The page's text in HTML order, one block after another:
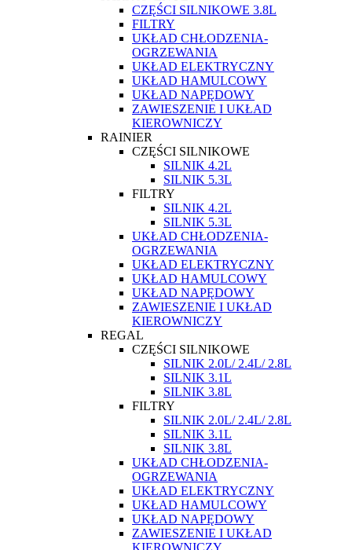
CZĘŚCI SILNIKOWE 3.8L
FILTRY
UKŁAD CHŁODZENIA-
OGRZEWANIA
UKŁAD ELEKTRYCZNY
UKŁAD HAMULCOWY
UKŁAD NAPĘDOWY
ZAWIESZENIE I UKŁAD
KIEROWNICZY
RAINIER
CZĘŚCI SILNIKOWE
SILNIK 4.2L
SILNIK 5.3L
FILTRY
SILNIK 4.2L
SILNIK 5.3L
UKŁAD CHŁODZENIA-
OGRZEWANIA
UKŁAD ELEKTRYCZNY
UKŁAD HAMULCOWY
UKŁAD NAPĘDOWY
ZAWIESZENIE I UKŁAD
KIEROWNICZY
REGAL
CZĘŚCI SILNIKOWE
SILNIK 2.0L/ 2.4L/ 2.8L
SILNIK 3.1L
SILNIK 3.8L
FILTRY
SILNIK 2.0L/ 2.4L/ 2.8L
SILNIK 3.1L
SILNIK 3.8L
UKŁAD CHŁODZENIA-
OGRZEWANIA
UKŁAD ELEKTRYCZNY
UKŁAD HAMULCOWY
UKŁAD NAPĘDOWY
ZAWIESZENIE I UKŁAD